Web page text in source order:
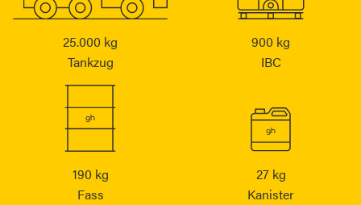
25.000 kg
Tankzug
900 kg
IBC
190 kg
Fass
27 kg
Kanister